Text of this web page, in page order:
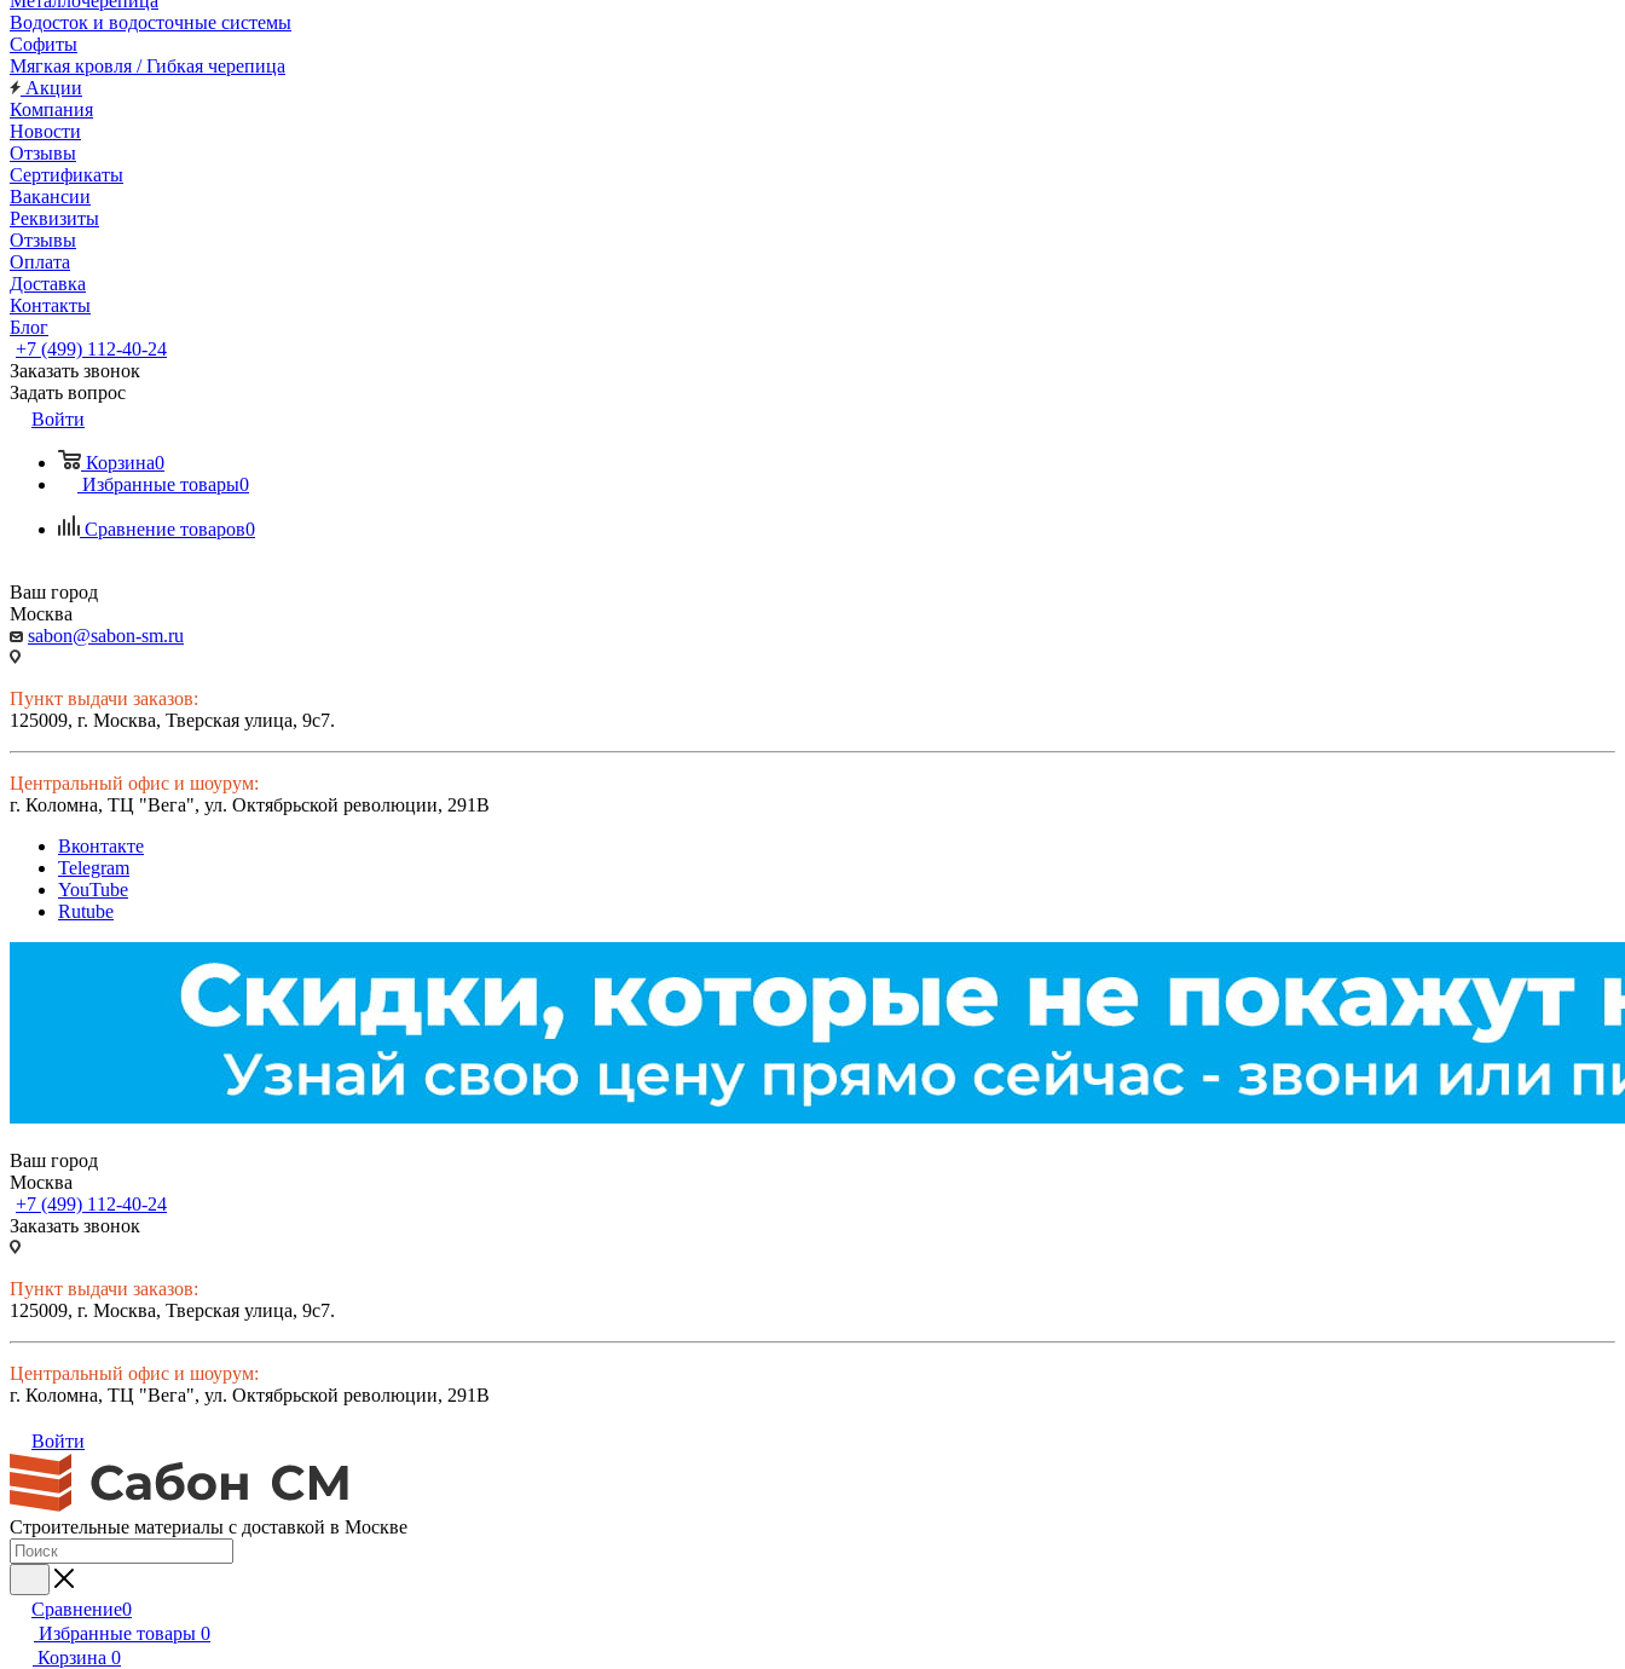
Водосток и водосточные системы
Софиты
Мягкая кровля / Гибкая черепица
Акции
Компания
Новости
Отзывы
Сертификаты
Вакансии
Реквизиты
Отзывы
Оплата
Доставка
Контакты
Блог
+7 (499) 112-40-24
Заказать звонок
Задать вопрос
Войти
Корзина0
Избранные товары0
Сравнение товаров0
Ваш город
Москва
sabon@sabon-sm.ru
Пункт выдачи заказов:
125009, г. Москва, Тверская улица, 9с7.
Центральный офис и шоурум:
г. Коломна, ТЦ "Вега", ул. Октябрьской революции, 291В
Вконтакте
Telegram
YouTube
Rutube
Ваш город
Москва
+7 (499) 112-40-24
Заказать звонок
Пункт выдачи заказов:
125009, г. Москва, Тверская улица, 9с7.
Центральный офис и шоурум:
г. Коломна, ТЦ "Вега", ул. Октябрьской революции, 291В
Войти
Строительные материалы с доставкой в Москве
Сравнение0
Избранные товары 0
Корзина 0